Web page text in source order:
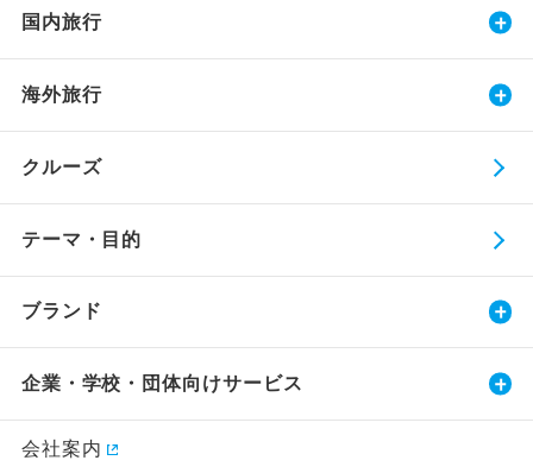
国内旅行
海外旅行
クルーズ
テーマ・目的
ブランド
企業・学校・団体向けサービス
会社案内